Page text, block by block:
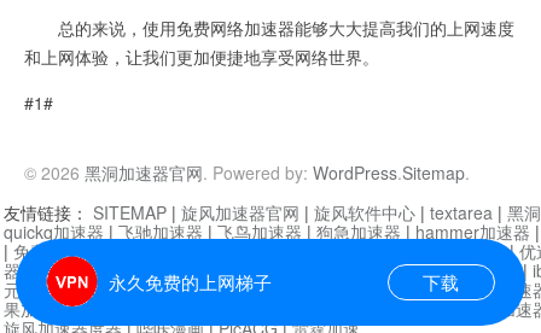
总的来说，使用免费网络加速器能够大大提高我们的上网速度
和上网体验，让我们更加便捷地享受网络世界。
#1#
© 2026 黑洞加速器官网. Powered by: WordPress.Sitemap.
永久免费的上网梯子 下载
友情链接： SITEMAP | 旋风加速器官网 | 旋风软件中心 | textarea | 黑
quickq加速器 | 飞驰加速器 | 飞鸟加速器 | 狗急加速器 | hammer加速器
| 免费vqn加速外网 迷雾通|优
器| 快柠檬加速器 |黑洞加速 |falemon 快橙加速器|anycast加速器 |
元机场加速器 |一元机场|老王加速器 | 白石山|
小牛加速
果加速器|黑洞加速
芒果加速